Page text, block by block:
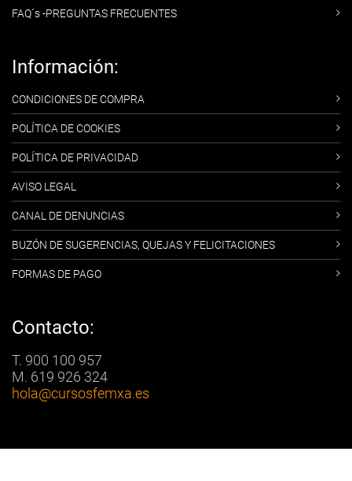
FAQ´s -PREGUNTAS FRECUENTES
Información:
CONDICIONES DE COMPRA
POLÍTICA DE COOKIES
POLÍTICA DE PRIVACIDAD
AVISO LEGAL
CANAL DE DENUNCIAS
BUZÓN DE SUGERENCIAS, QUEJAS Y FELICITACIONES
FORMAS DE PAGO
Contacto:
T. 900 100 957
M. 619 926 324
hola@cursosfemxa.es